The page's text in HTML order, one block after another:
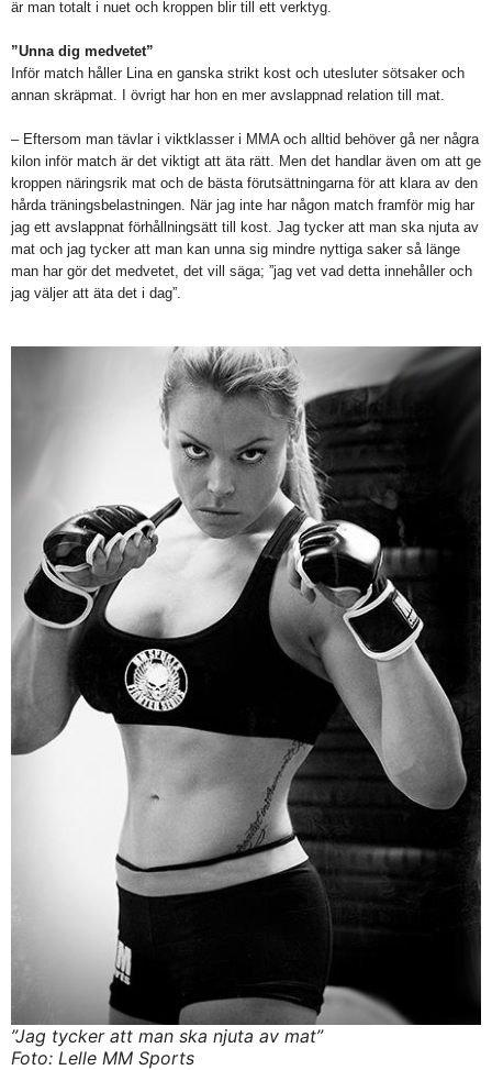
är man totalt i nuet och kroppen blir till ett verktyg.
”Unna dig medvetet”
Inför match håller Lina en ganska strikt kost och utesluter sötsaker och
annan skräpmat. I övrigt har hon en mer avslappnad relation till mat.
– Eftersom man tävlar i viktklasser i MMA och alltid behöver gå ner några
kilon inför match är det viktigt att äta rätt. Men det handlar även om att ge
kroppen näringsrik mat och de bästa förutsättningarna för att klara av den
hårda träningsbelastningen. När jag inte har någon match framför mig har
jag ett avslappnat förhållningsätt till kost. Jag tycker att man ska njuta av
mat och jag tycker att man kan unna sig mindre nyttiga saker så länge
man har gör det medvetet, det vill säga; ”jag vet vad detta innehåller och
jag väljer att äta det i dag”.
”Jag tycker att man ska njuta av mat”
Foto: Lelle MM Sports